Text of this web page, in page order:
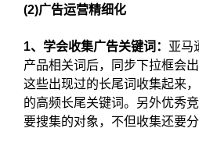
(2)广告运营精细化
1、学会收集广告关键词： 亚马
产品相关词后，同步下拉框会
这些出现过的长尾词收集起来
的高频长尾关键词。另外优秀
要搜集的对象，不但收集还要分